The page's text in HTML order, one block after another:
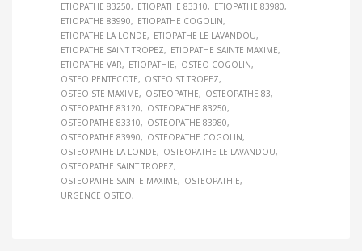
ETIOPATHE 83250
ETIOPATHE 83310
ETIOPATHE 83980
ETIOPATHE 83990
ETIOPATHE COGOLIN
ETIOPATHE LA LONDE
ETIOPATHE LE LAVANDOU
ETIOPATHE SAINT TROPEZ
ETIOPATHE SAINTE MAXIME
ETIOPATHE VAR
ETIOPATHIE
OSTEO COGOLIN
OSTEO PENTECOTE
OSTEO ST TROPEZ
OSTEO STE MAXIME
OSTEOPATHE
OSTEOPATHE 83
OSTEOPATHE 83120
OSTEOPATHE 83250
OSTEOPATHE 83310
OSTEOPATHE 83980
OSTEOPATHE 83990
OSTEOPATHE COGOLIN
OSTEOPATHE LA LONDE
OSTEOPATHE LE LAVANDOU
OSTEOPATHE SAINT TROPEZ
OSTEOPATHE SAINTE MAXIME
OSTEOPATHIE
URGENCE OSTEO